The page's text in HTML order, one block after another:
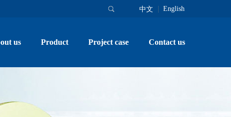
中文 English
us Product Project case Contact us